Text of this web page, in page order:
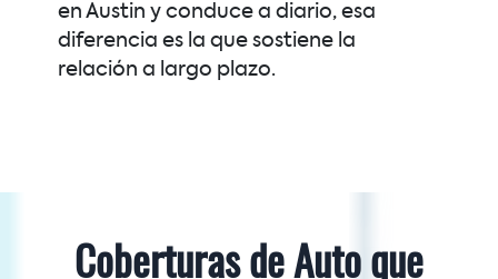
en Austin y conduce a diario, esa
diferencia es la que sostiene la
relación a largo plazo.
Coberturas de Auto que